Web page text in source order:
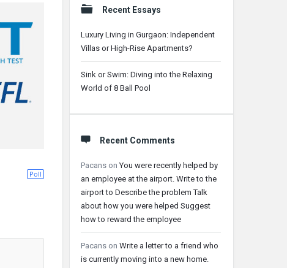
Poll
Recent Essays
Luxury Living in Gurgaon: Independent
Villas or High-Rise Apartments?
Sink or Swim: Diving into the Relaxing
World of 8 Ball Pool
Recent Comments
Pacans onYou were recently helped by
an employee at the airport. Write to the
airport to Describe the problem Talk
about how you were helped Suggest
how to reward the employee
Pacans on Write a letter to a friend who
is currently moving into a new home.